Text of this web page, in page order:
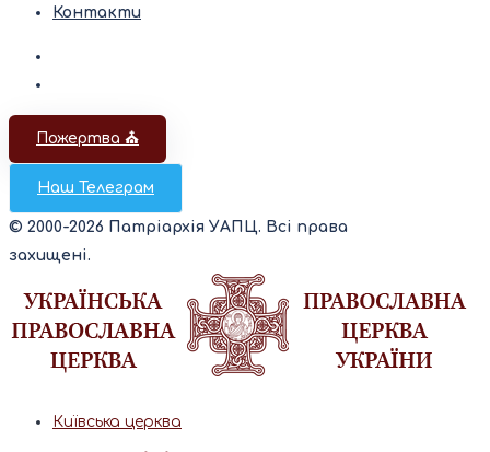
Контакти
Пожертва ⛪️
Наш Телеграм
© 2000-2026 Патріархія УАПЦ. Всі права
захищені.
Київська церква